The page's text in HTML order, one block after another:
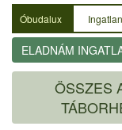
Óbudalux
ELADNÁM
ÖSSZES